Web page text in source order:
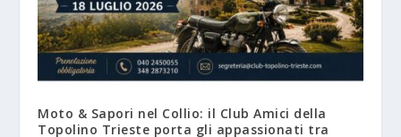
Moto & Sapori nel Collio: il Club Amici della
Topolino Trieste porta gli appassionati tra